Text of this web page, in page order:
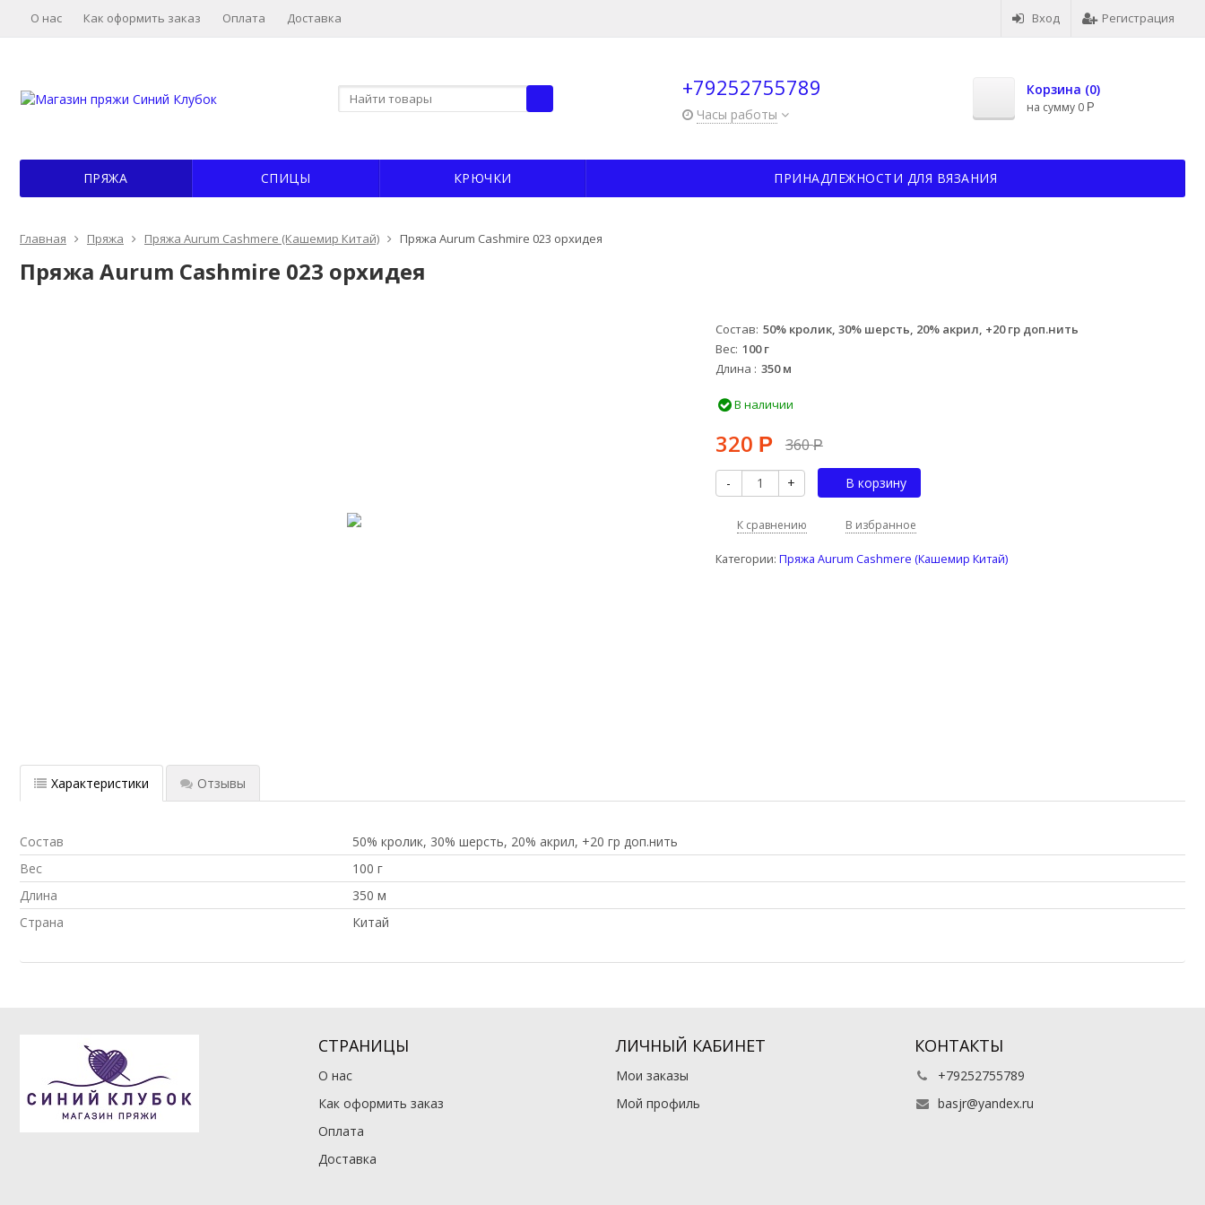
Вход Регистрация
О нас Как оформить заказ Оплата Доставка
+79252755789
Часы работы
Корзина (0)
на сумму 0 Р
ПРЯЖА СПИЦЫ КРЮЧКИ ПРИНАДЛЕЖНОСТИ ДЛЯ ВЯЗАНИЯ
Главная Пряжа Пряжа Aurum Cashmere (Кашемир Китай) Пряжа Aurum Cashmire 023 орхидея
Пряжа Aurum Cashmire 023 орхидея
Состав 50% кролик, 30% шерсть, 20% акрил, +20 гр доп.нить
Вес 100 г
Длина
350 м
В наличии
320 Р 360Р
- + В корзину
К сравнению В избранное
Категории: Пряжа Aurum Cashmere (Кашемир Китай)
Характеристики Отзывы
Состав
50% кролик, 30% шерсть, 20% акрил, +20 гр доп.нить
Вес
100 г
Длина
350 м
Страна
Китай
СТРАНИЦЫ
О нас
Как оформить заказ
Оплата
Доставка
ЛИЧНЫЙ КАБИНЕТ
Мои заказы
Мой профиль
КОНТАКТЫ
+79252755789
basjr@yandex.ru